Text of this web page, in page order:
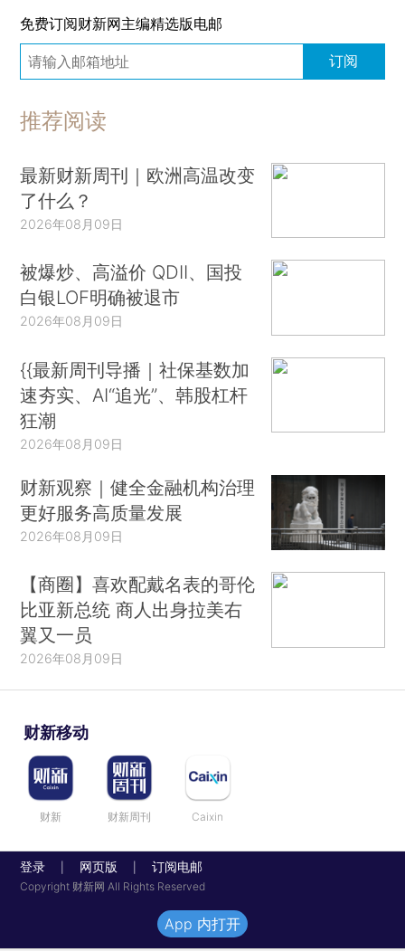
免费订阅财新网主编精选版电邮
订阅
推荐阅读
最新财新周刊｜欧洲高温改变
了什么？
2026年08月09日
被爆炒、高溢价 QDII、国投
白银LOF明确被退市
2026年08月09日
{{最新周刊导播｜社保基数加
速夯实、AI“追光”、韩股杠杆
狂潮
2026年08月09日
财新观察｜健全金融机构治理
更好服务高质量发展
2026年08月09日
【商圈】喜欢配戴名表的哥伦
比亚新总统 商人出身拉美右
翼又一员
2026年08月09日
财新移动
财新 财新周刊 Caixin
登录 网页版 订阅电邮
Copyright 财新网 All Rights Reserved
App 内打开